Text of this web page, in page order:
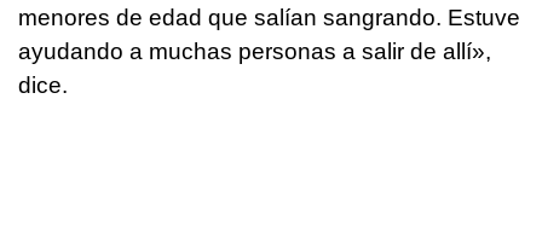
menores de edad que salían sangrando. Estuve
ayudando a muchas personas a salir de allí»,
dice.